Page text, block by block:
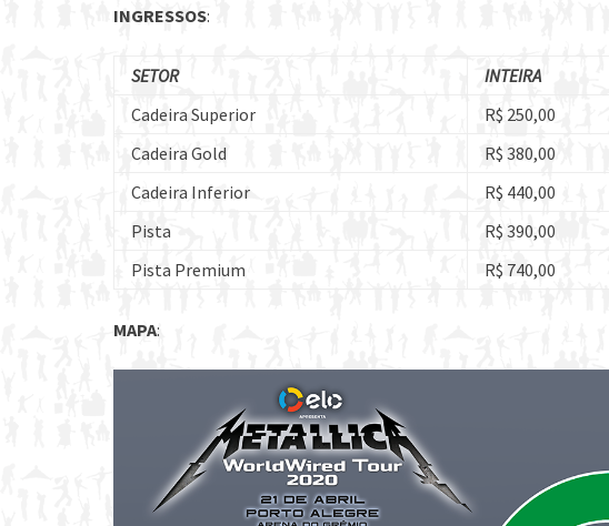
INGRESSOS:
SETOR INTEIRA
Cadeira Superior
R$ 250,00
Cadeira Gold
R$ 380,00
Cadeira Inferior
R$ 440,00
Pista
R$ 390,00
Pista Premium
R$ 740,00
MAPA: